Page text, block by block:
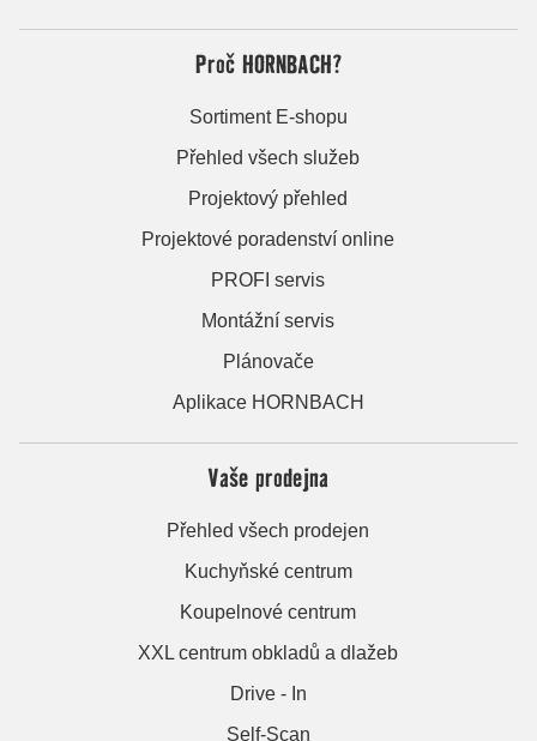
Proč HORNBACH?
Sortiment E-shopu
Přehled všech služeb
Projektový přehled
Projektové poradenství online
PROFI servis
Montážní servis
Plánovače
Aplikace HORNBACH
Vaše prodejna
Přehled všech prodejen
Kuchyňské centrum
Koupelnové centrum
XXL centrum obkladů a dlažeb
Drive - In
Self-Scan